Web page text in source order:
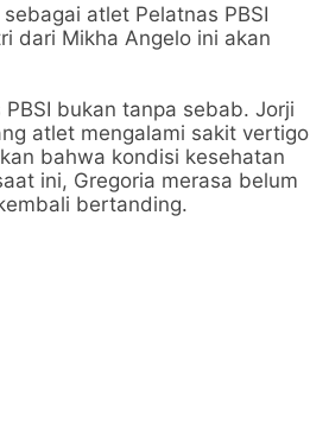
atlet Pelatnas PBSI
dari Mikha Angelo ini akan
bukan tanpa sebab. Jorji
atlet mengalami sakit vertigo
bahwa kondisi kesehatan
ini, Gregoria merasa belum
bertanding.